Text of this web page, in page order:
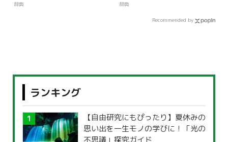
辞典 辞典
Recommended by
ランキング
【自由研究にもぴったり】夏休みの
思い出を一生モノの学びに！「光の